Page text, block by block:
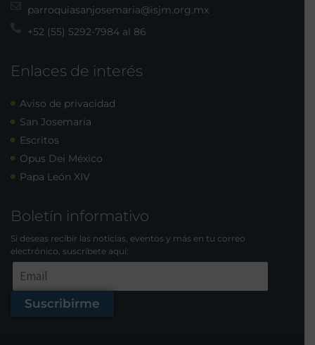
parroquiasanjosemaria@isjm.org.mx
+52 (55) 5292-7984 al 86
Enlaces de interés
Aviso de privacidad
San Josemaría
Escritos
Opus Dei México
Papa León XIV
Boletín informativo
Si deseas recibir las noticias, eventos y más en tu correo
electrónico, suscríbete aquí:
Suscribirme